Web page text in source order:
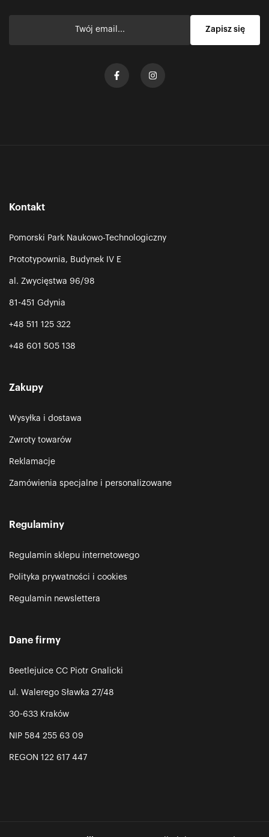
Kontakt
Pomorski Park Naukowo-Technologiczny
Prototypownia, Budynek IV E
al. Zwycięstwa 96/98
81-451 Gdynia
+48 511 125 322
+48 601 505 138
Zakupy
Wysyłka i dostawa
Zwroty towarów
Reklamacje
Zamówienia specjalne i personalizowane
Regulaminy
Regulamin sklepu internetowego
Polityka prywatności i cookies
Regulamin newslettera
Dane firmy
Beetlejuice CC Piotr Gnalicki
ul. Walerego Sławka 27/48
30-633 Kraków
NIP 584 255 63 09
REGON 122 617 447